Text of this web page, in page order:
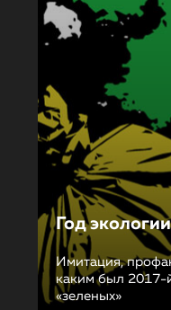
Год экологии
Имитация,
каким был 2017-
«зеленых»